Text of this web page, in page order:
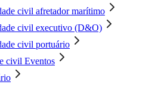
civil afretador marítimo
civil executivo (D&O)
civil portuário
civil Eventos